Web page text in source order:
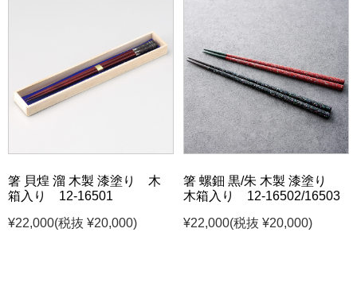
箸 貝煌 溜 木製 漆塗り 木
箱入り 12-16501
¥22,000(税抜 ¥20,000)
箸 螺鈿 黒/朱 木製 漆塗り
木箱入り 12-16502/16503
¥22,000(税抜 ¥20,000)